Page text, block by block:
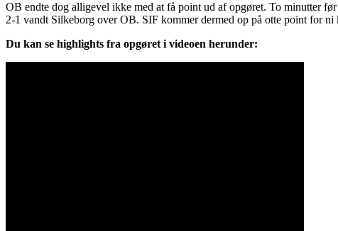
OB endte dog alligevel ikke med at få point ud af opgøret. To minutter
2-1 vandt Silkeborg over OB. SIF kommer dermed op på otte point for
Du kan se highlights fra opgøret i videoen herunder: